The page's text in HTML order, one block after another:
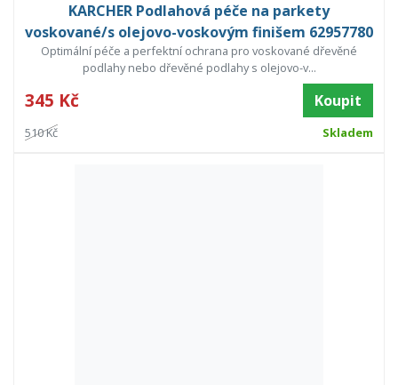
KARCHER Podlahová péče na parkety
voskované/s olejovo-voskovým finišem 62957780
Optimální péče a perfektní ochrana pro voskované dřevěné
podlahy nebo dřevěné podlahy s olejovo-v...
345 Kč Koupit
510 Kč Skladem